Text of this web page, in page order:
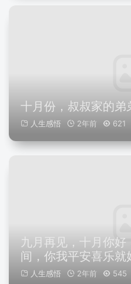
十月份，叔叔家的弟
人生感悟 2年前 621
九月再见，十月你好
间，你我平安喜乐就
人生感悟 2年前 545